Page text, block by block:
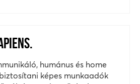
humánus és home
képes munkaadók